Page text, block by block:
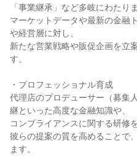
「事業継承」など多岐にわたりま
マーケットデータや最新の金融
や経営層に対し、
新たな営業戦略や販促企画を立
す。
・プロフェッショナル育成
代理店のプロデューサー（募集
継といった高度な金融知識や、
コンプライアンスに関する研修
彼らの提案の質を高めることで
ます。